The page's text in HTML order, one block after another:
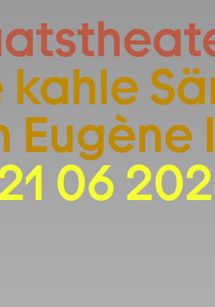
springen
kahle
Eugène
06